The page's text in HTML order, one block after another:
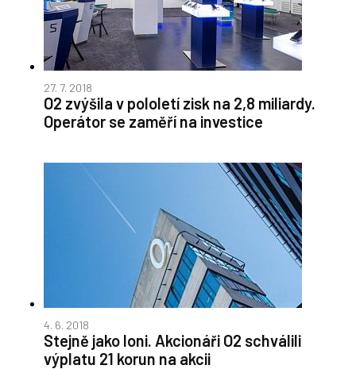
27. 7. 2018
O2 zvýšila v pololetí zisk na 2,8 miliardy.
Operátor se zaměří na investice
4. 6. 2018
Stejně jako loni. Akcionáři O2 schválili
výplatu 21 korun na akcii